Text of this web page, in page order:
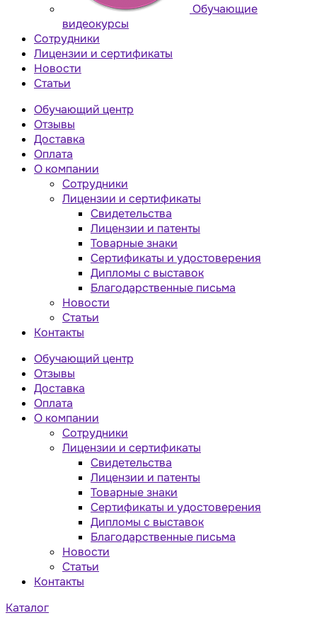
Обучающие
видеокурсы
Сотрудники
Лицензии и сертификаты
Новости
Статьи
Обучающий центр
Отзывы
Доставка
Оплата
О компании
Сотрудники
Лицензии и сертификаты
Свидетельства
Лицензии и патенты
Товарные знаки
Сертификаты и удостоверения
Дипломы с выставок
Благодарственные письма
Новости
Статьи
Контакты
Обучающий центр
Отзывы
Доставка
Оплата
О компании
Сотрудники
Лицензии и сертификаты
Свидетельства
Лицензии и патенты
Товарные знаки
Сертификаты и удостоверения
Дипломы с выставок
Благодарственные письма
Новости
Статьи
Контакты
Каталог